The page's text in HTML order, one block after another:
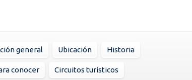
general Ubicación Historia
conocer Circuitos turísticos